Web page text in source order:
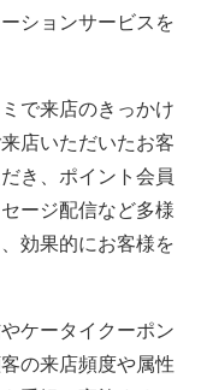
ションサービスを
で来店のきっかけ
店いただいたお客
き、ポイント会員
ージ配信など多様
効果的にお客様を
ケータイクーポン
の来店頻度や属性